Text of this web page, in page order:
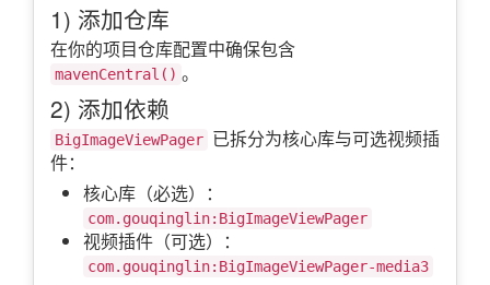
1) 添加仓库
在你的项目仓库配置中确保包含
mavenCentral() 。
2) 添加依赖
BigImageViewPager 已拆分为核心库与可选视频插
件：
核心库（必选）：
com.gouqinglin:BigImageViewPager
视频插件（可选）：
com.gouqinglin:BigImageViewPager-media3